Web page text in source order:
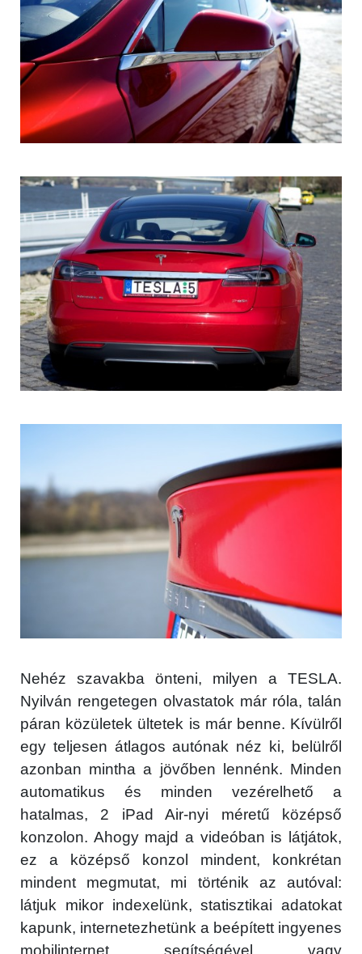
Nehéz szavakba önteni, milyen a TESLA.
Nyilván rengetegen olvastatok már róla, talán
páran közületek ültetek is már benne. Kívülről
egy teljesen átlagos autónak néz ki, belülről
azonban mintha a jövőben lennénk. Minden
automatikus és minden vezérelhető a
hatalmas, 2 iPad Air-nyi méretű középső
konzolon. Ahogy majd a videóban is látjátok,
ez a középső konzol mindent, konkrétan
mindent megmutat, mi történik az autóval:
látjuk mikor indexelünk, statisztikai adatokat
kapunk, internetezhetünk a beépített ingyenes
mobilinternet segítségével vagy